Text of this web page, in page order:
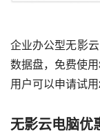
企业办公型无影
数据盘，免费使
用户可以申请试用
无影云电脑优